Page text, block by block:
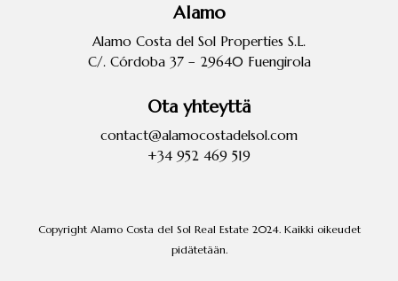
Alamo
Alamo Costa del Sol Properties S.L.
C/. Córdoba 37 – 29640 Fuengirola
Ota yhteyttä
contact@alamocostadelsol.com
+34 952 469 519
Copyright Alamo Costa del Sol Real Estate 2024. Kaikki oikeudet
pidätetään.